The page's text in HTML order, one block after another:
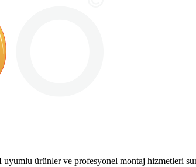
ürünler ve profesyonel montaj hizmetleri